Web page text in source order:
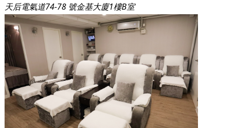
天后電氣道74-78 號金基大廈1樓B室